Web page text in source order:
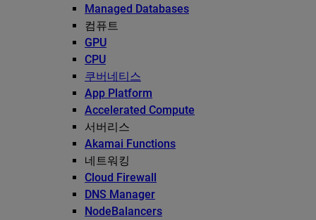
Managed Databases
컴퓨트
GPU
CPU
쿠버네티스
App Platform
Accelerated Compute
서버리스
Akamai Functions
네트워킹
Cloud Firewall
DNS Manager
NodeBalancers